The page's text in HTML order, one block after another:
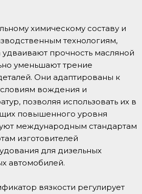
химическому составу и
технологиям,
прочность масляной
уменьшают трение
Они адаптированы к
вождения и
позволяя использовать их в
повышенного уровня
международным стандартам
изготовителей
для дизельных
автомобилей.
вязкости регулирует